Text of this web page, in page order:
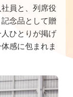
員と、列席役
念品として贈
ひとりが掲げ
感に包まれま